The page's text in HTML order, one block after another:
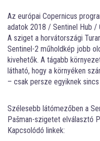
Az európai Copernicus
adatok 2018 / Sentinel Hub /
A sziget a horvátországi
Sentinel-2 műholdkép jobb
kivehetők. A tágabb
látható, hogy a környéken
– csak persze egyiknek
Szélesebb látómezőben a
Pašman-szigetet elválasztó
Kapcsolódó linkek: